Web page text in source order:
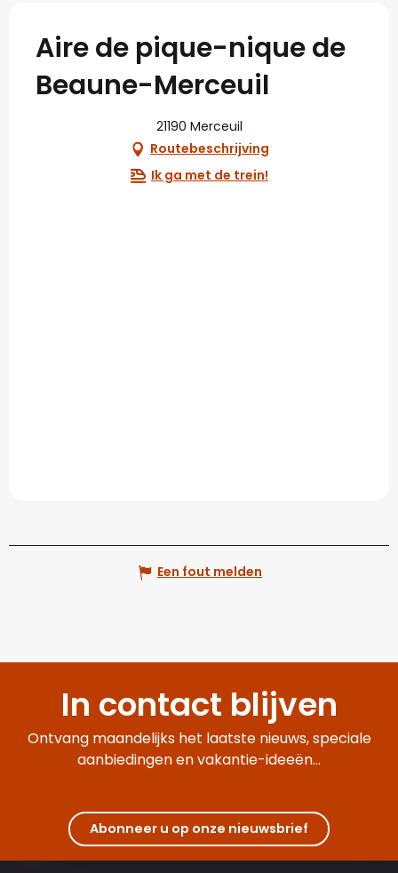
Aire de pique-nique de
Beaune-Merceuil
21190 Merceuil
Routebeschrijving
Ik ga met de trein!
Een fout melden
In contact blijven
Ontvang maandelijks het laatste nieuws, speciale
aanbiedingen en vakantie-ideeën...
Abonneer u op onze nieuwsbrief